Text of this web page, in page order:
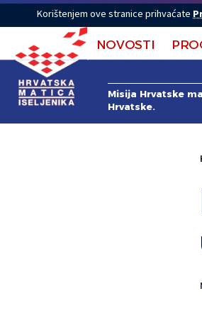
Korištenjem ove stranice prihvaćate
NOVOSTI
Misija Hrvatske
Hrvatske.